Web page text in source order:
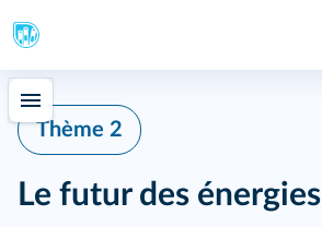
Thème 2
Le futur des énergies